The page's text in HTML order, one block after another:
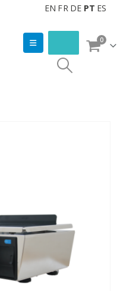
EN FR DE PT ES
0